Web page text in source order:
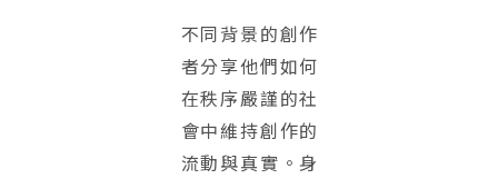
不同背景的創作
者分享他們如何
在秩序嚴謹的社
會中維持創作的
流動與真實。身